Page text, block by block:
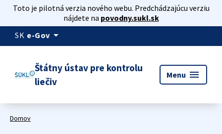
Toto je pilotná verzia nového webu. Predchádzajúcu verziu
nájdete na povodny.sukl.sk
SK e-Gov arrow_drop_down
Štátny ústav pre kontrolu
liečiv
Menu menu
Domov